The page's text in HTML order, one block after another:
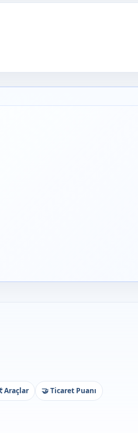
Araçlar 🤝 Ticaret Puanı